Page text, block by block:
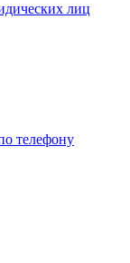
лиц
телефону